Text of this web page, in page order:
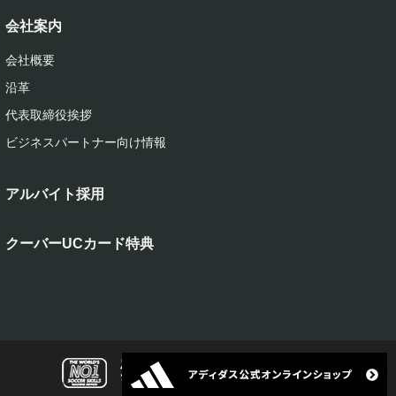
会社案内
会社概要
沿革
代表取締役挨拶
ビジネスパートナー向け情報
アルバイト採用
クーバーUCカード特典